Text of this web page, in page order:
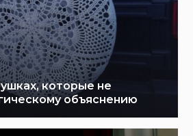
которые не
объяснению